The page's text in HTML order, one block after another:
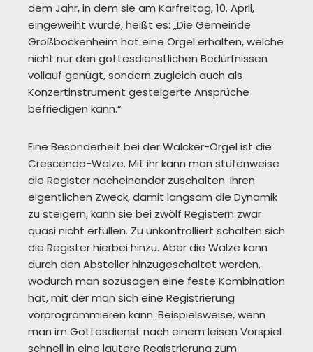
dem Jahr, in dem sie am Karfreitag, 10. April,
eingeweiht wurde, heißt es: „Die Gemeinde
Großbockenheim hat eine Orgel erhalten, welche
nicht nur den gottesdienstlichen Bedürfnissen
vollauf genügt, sondern zugleich auch als
Konzertinstrument gesteigerte Ansprüche
befriedigen kann.“
Eine Besonderheit bei der Walcker-Orgel ist die
Crescendo-Walze. Mit ihr kann man stufenweise
die Register nacheinander zuschalten. Ihren
eigentlichen Zweck, damit langsam die Dynamik
zu steigern, kann sie bei zwölf Registern zwar
quasi nicht erfüllen. Zu unkontrolliert schalten sich
die Register hierbei hinzu. Aber die Walze kann
durch den Absteller hinzugeschaltet werden,
wodurch man sozusagen eine feste Kombination
hat, mit der man sich eine Registrierung
vorprogrammieren kann. Beispielsweise, wenn
man im Gottesdienst nach einem leisen Vorspiel
schnell in eine lautere Registrierung zum